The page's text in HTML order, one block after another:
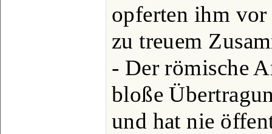
opferten ihm vor
zu treuem
- Der römische
bloße
und hat nie